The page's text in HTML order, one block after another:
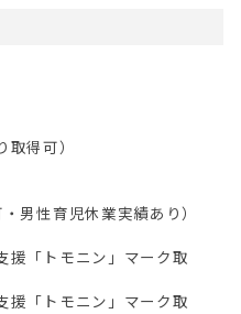
得可）
男性育児休業実績あり）
援「トモニン」マーク取
援「トモニン」マーク取